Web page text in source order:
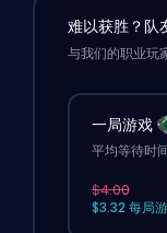
难以获胜？队
与我们的职业玩
一局游戏
平均等待时
$4.00
$3.32 每局